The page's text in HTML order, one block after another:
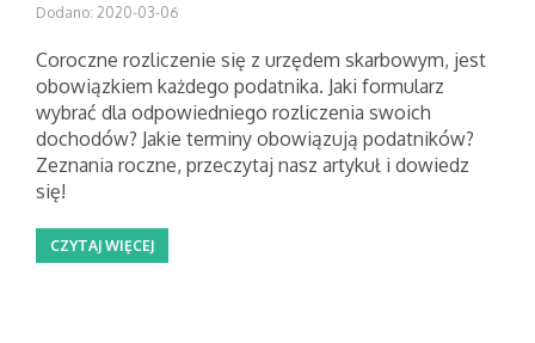
Dodano: 2020-03-06
Coroczne rozliczenie się z urzędem skarbowym, jest
obowiązkiem każdego podatnika. Jaki formularz
wybrać dla odpowiedniego rozliczenia swoich
dochodów? Jakie terminy obowiązują podatników?
Zeznania roczne, przeczytaj nasz artykuł i dowiedz
się!
CZYTAJ WIĘCEJ